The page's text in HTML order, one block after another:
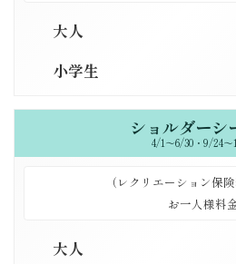
大人
小学生
ショルダーシ
4/1～6/30・9/24～
（レクリエーション保
お一人様料
大人